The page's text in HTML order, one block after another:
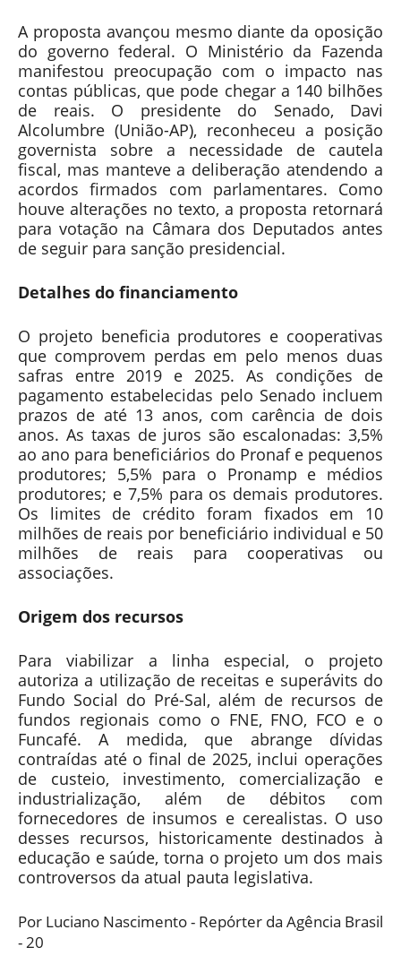
A proposta avançou mesmo diante da oposição
do governo federal. O Ministério da Fazenda
manifestou preocupação com o impacto nas
contas públicas, que pode chegar a 140 bilhões
de reais. O presidente do Senado, Davi
Alcolumbre (União-AP), reconheceu a posição
governista sobre a necessidade de cautela
fiscal, mas manteve a deliberação atendendo a
acordos firmados com parlamentares. Como
houve alterações no texto, a proposta retornará
para votação na Câmara dos Deputados antes
de seguir para sanção presidencial.
Detalhes do financiamento
O projeto beneficia produtores e cooperativas
que comprovem perdas em pelo menos duas
safras entre 2019 e 2025. As condições de
pagamento estabelecidas pelo Senado incluem
prazos de até 13 anos, com carência de dois
anos. As taxas de juros são escalonadas: 3,5%
ao ano para beneficiários do Pronaf e pequenos
produtores; 5,5% para o Pronamp e médios
produtores; e 7,5% para os demais produtores.
Os limites de crédito foram fixados em 10
milhões de reais por beneficiário individual e 50
milhões de reais para cooperativas ou
associações.
Origem dos recursos
Para viabilizar a linha especial, o projeto
autoriza a utilização de receitas e superávits do
Fundo Social do Pré-Sal, além de recursos de
fundos regionais como o FNE, FNO, FCO e o
Funcafé. A medida, que abrange dívidas
contraídas até o final de 2025, inclui operações
de custeio, investimento, comercialização e
industrialização, além de débitos com
fornecedores de insumos e cerealistas. O uso
desses recursos, historicamente destinados à
educação e saúde, torna o projeto um dos mais
controversos da atual pauta legislativa.
Por Luciano Nascimento - Repórter da Agência Brasil
- 20